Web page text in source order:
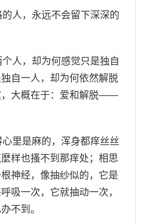
人，永远不会留下深深的
人，却为何感觉只是独自
自一人，却为何依然解脱
，大概在于：爱和解脱——
里是麻的，浑身都痒丝丝
样也搔不到那痒处；相思
神经，像抽纱似的，它是
吸一次，它就抽动一次，
不到。